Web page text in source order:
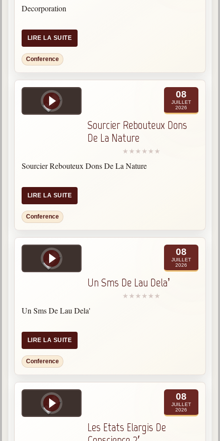
Photos et vidéoscope
Vidéoscope
Filmothèque
Les Illustrés
Vidéos courtes de Divaldo
Centres spirites
France
Belgique, Lux. et Canada
Fédérations spirites
Médias spirites
Decorporation
LIRE LA SUITE
Conference
08
JUILLET
2026
Sourcier Rebouteux Dons
De La Nature
Sourcier Rebouteux Dons De La Nature
LIRE LA SUITE
Conference
08
JUILLET
2026
Un Sms De Lau Dela’
Un Sms De Lau Dela'
LIRE LA SUITE
Conference
08
JUILLET
2026
Les Etats Elargis De